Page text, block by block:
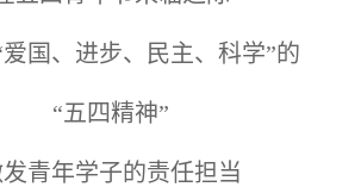
国、进步、民主、科学”的
“五四精神”
青年学子的责任担当